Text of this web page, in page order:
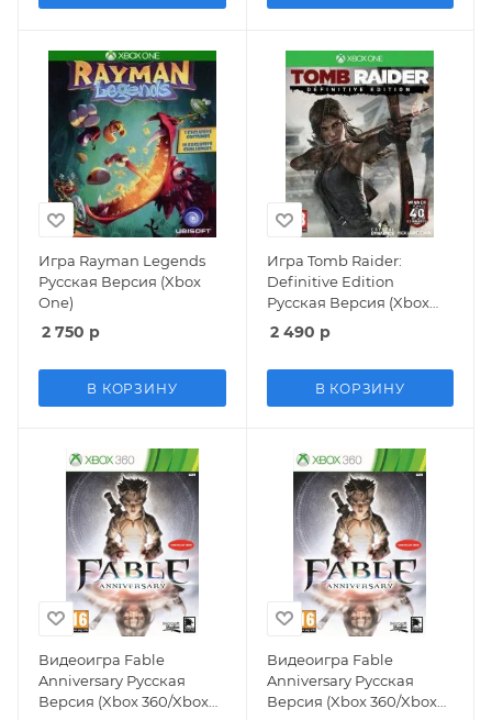
Игра Rayman Legends
Русская Версия (Xbox
One)
2 750 р
В КОРЗИНУ
Игра Tomb Raider:
Definitive Edition
Русская Версия (Xbox
One)
2 490 р
В КОРЗИНУ
Видеоигра Fable
Anniversary Русская
Версия (Xbox 360/Xbox
Видеоигра Fable
Anniversary Русская
Версия (Xbox 360/Xbox